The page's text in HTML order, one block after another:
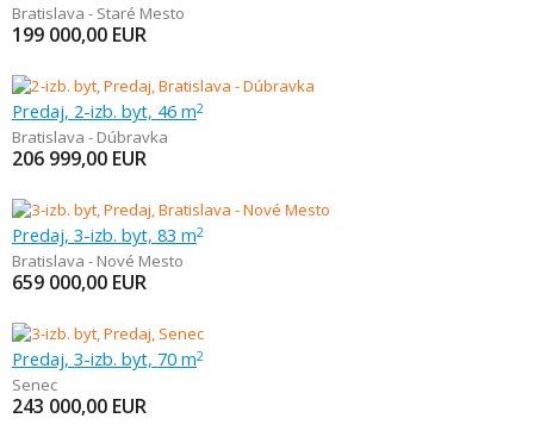
Bratislava - Staré Mesto
199 000,00 EUR
Predaj, 2-izb. byt, 46 m2
Bratislava - Dúbravka
206 999,00 EUR
Predaj, 3-izb. byt, 83 m2
Bratislava - Nové Mesto
659 000,00 EUR
Predaj, 3-izb. byt, 70 m2
Senec
243 000,00 EUR